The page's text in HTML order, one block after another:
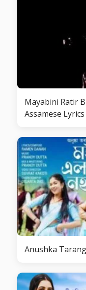
Mayabini Ratir
Assamese
Anushka